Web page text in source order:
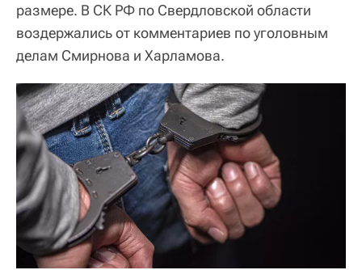
размере. В СК РФ по Свердловской области
воздержались от комментариев по уголовным
делам Смирнова и Харламова.